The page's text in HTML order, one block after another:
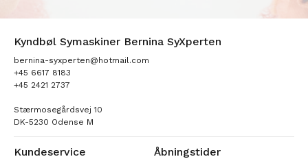
Kyndbøl Symaskiner Bernina SyXperten
bernina-syxperten@hotmail.com
+45 6617 8183
+45 2421 2737
Stærmosegårdsvej 10
DK-5230 Odense M
Kundeservice Åbningstider